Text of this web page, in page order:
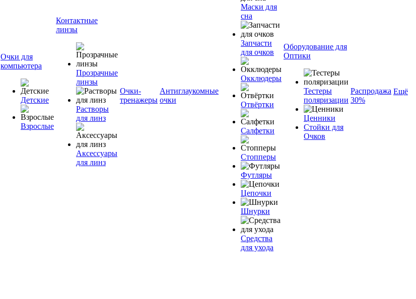
Очки для
компьютера
Детские
Взрослые
Контактные
линзы
Прозрачные
линзы
Растворы
для линз
Аксессуары
для линз
Очки-
тренажеры
Антиглаукомные
очки
Маски для
сна
Запчасти
для очков
Окклюдеры
Отвёртки
Салфетки
Стопперы
Футляры
Цепочки
Шнурки
Средства
для ухода
Оборудование для
Оптики
Тестеры
поляризации
Ценники
Стойки для
Очков
Распродажа
30%
Ещё